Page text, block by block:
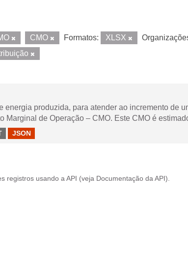
CMO Formatos: XLSX
energia produzida, para atender ao incremento de
Marginal de Operação – CMO. Este CMO é
JSON
registros usando aAPI (veja Documentação da API ).